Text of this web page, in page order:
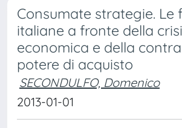
Consumate strategie. Le
italiane a fronte della crisi
economica e della
potere di acquisto
SECONDULFO, Domenico
2013-01-01